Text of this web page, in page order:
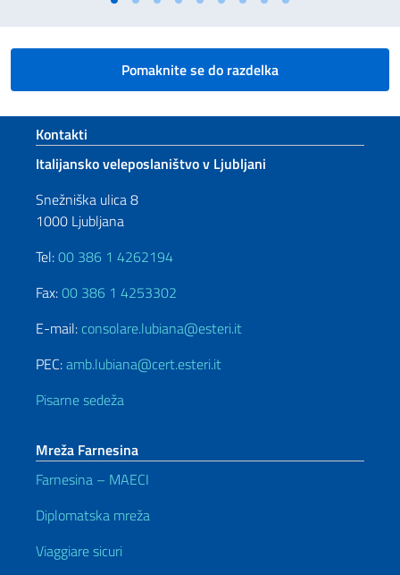
Pomaknite se do razdelka
Footer section
Kontakti
Italijansko veleposlaništvo v Ljubljani
Snežniška ulica 8
1000 Ljubljana
Tel:00 386 1 4262194
Fax:00 386 1 4253302
E-mail: consolare.lubiana@esteri.it
PEC:amb.lubiana@cert.esteri.it
Pisarne sedeža
Mreža Farnesina
Farnesina – MAECI
Diplomatska mreža
Viaggiare sicuri